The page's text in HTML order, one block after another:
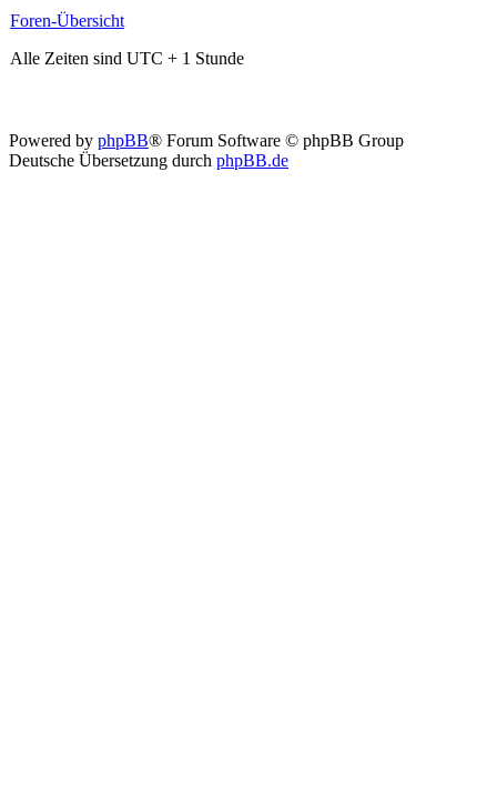
Foren-Übersicht
Alle Zeiten sind UTC + 1 Stunde
Powered by phpBB® Forum Software © phpBB Group
Deutsche Übersetzung durch phpBB.de